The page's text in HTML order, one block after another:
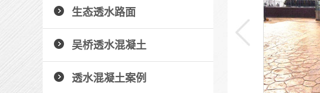
生态透水路面
吴桥透水混凝土
透水混凝土案例
强度高、耐...
+ 了解详情 +